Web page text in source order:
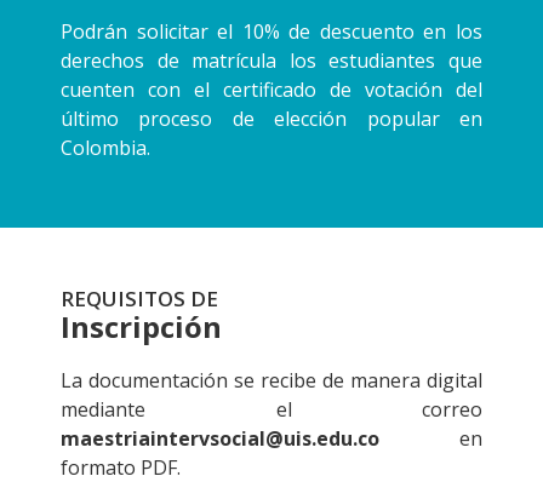
Podrán solicitar el 10% de descuento en los
derechos de matrícula los estudiantes que
cuenten con el certificado de votación del
último proceso de elección popular en
Colombia.
REQUISITOS DE
Inscripción
La documentación se recibe de manera digital
mediante el correo
maestriaintervsocial@uis.edu.co en
formato PDF.